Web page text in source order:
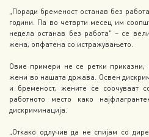
„Поради бременост останав без
години. Па во четврти месец им
недела останав без работа“ – се
жена, опфатена со истражувањето.
Овие примери не се ретки приказни,
жени во нашата држава. Освен
и бременост, жените се соочуваат
работното место како
дискриминација.
„Откако одлучив да не спијам со